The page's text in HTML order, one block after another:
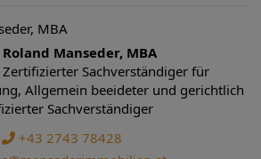
Manseder, MBA
Sachverständiger für
Allgemein beeideter und gerichtlich
Sachverständiger
+43 2743 78428